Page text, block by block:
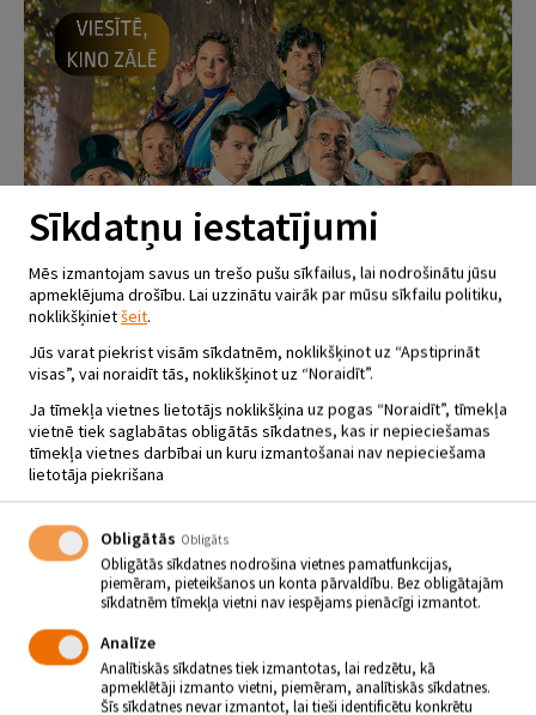
DAUDZSĒRIJU KOMĒDIJAS
“PANSIJA PILĪ” 5. 6., UN 7.
SĒRIJA
27.02.2024 - plkst.18.00
Sīkdatņu iestatījumi
Mēs izmantojam savus un trešo pušu sīkfailus, lai nodrošinātu jūsu
apmeklējuma drošību. Lai uzzinātu vairāk par mūsu sīkfailu politiku,
noklikšķinietšeit.
Jūs varat piekrist visām sīkdatnēm, noklikšķinot uz “Apstiprināt
visas”, vai noraidīt tās, noklikšķinot uz “Noraidīt”.
Ja tīmekļa vietnes lietotājs noklikšķina uz pogas “Noraidīt”, tīmekļa
vietnē tiek saglabātas obligātās sīkdatnes, kas ir nepieciešamas
tīmekļa vietnes darbībai un kuru izmantošanai nav nepieciešama
lietotāja piekrišana
Obligātās Obligāts
Obligātās sīkdatnes nodrošina vietnes pamatfunkcijas,
piemēram, pieteikšanos un konta pārvaldību. Bez obligātajām
sīkdatnēm tīmekļa vietni nav iespējams pienācīgi izmantot.
Analīze
Analītiskās sīkdatnes tiek izmantotas, lai redzētu, kā
apmeklētāji izmanto vietni, piemēram, analītiskās sīkdatnes.
Šīs sīkdatnes nevar izmantot, lai tieši identificētu konkrētu